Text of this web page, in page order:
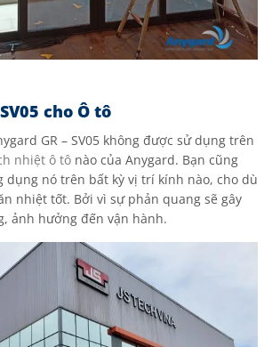
cho Ô tô
GR – SV05 không được sử dụng trên
nhiệt ô tô nào của Anygard. Bạn cũng
dụng nó trên bất kỳ vị trí kính nào, cho dù
nhiệt tốt. Bởi vì sự phản quang sẽ gây
ảnh hưởng đến vận hành.